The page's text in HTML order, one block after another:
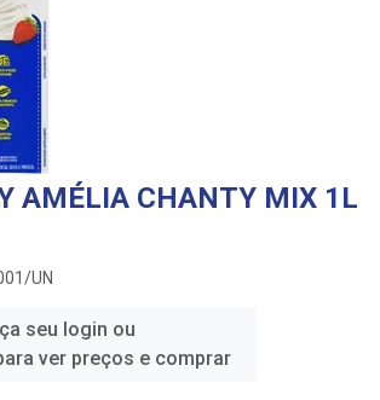
AMÉLIA CHANTY MIX 1L
UN
seu login ou
ver preços e comprar